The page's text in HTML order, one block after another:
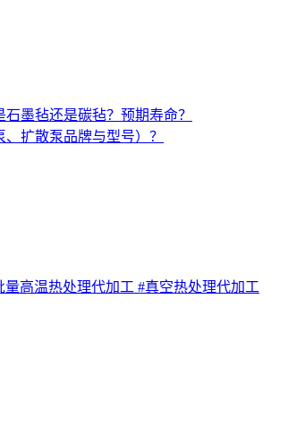
墨毡还是碳毡？预期寿命？
扩散泵品牌与型号）？
量高温热处理代加工 #真空热处理代加工